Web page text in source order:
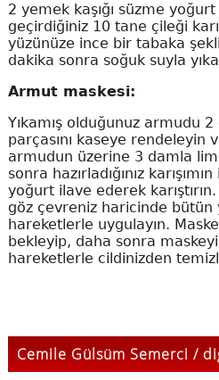
2 yemek kaşığı süzme
geçirdiğiniz 10 tane çileği
yüzünüze ince bir tabaka
dakika sonra soğuk suyla
Armut maskesi:
Yıkamış olduğunuz armudu
parçasını kaseye rendeleyin
armudun üzerine 3 damla
sonra hazırladığınız
yoğurt ilave ederek
göz çevreniz haricinde bütün
hareketlerle uygulayın.
bekleyip, daha sonra
hareketlerle cildinizden
Cemile Gülsüm Semerci /